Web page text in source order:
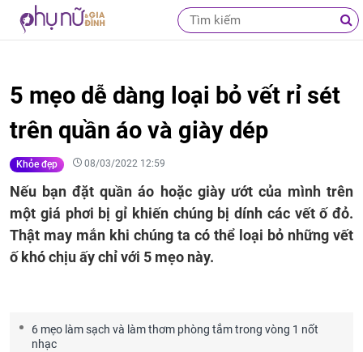
5 mẹo dễ dàng loại bỏ vết rỉ sét
trên quần áo và giày dép
Khỏe đẹp 08/03/2022 12:59
Nếu bạn đặt quần áo hoặc giày ướt của mình trên
một giá phơi bị gỉ khiến chúng bị dính các vết ố đỏ.
Thật may mắn khi chúng ta có thể loại bỏ những vết
ố khó chịu ấy chỉ với 5 mẹo này.
6 mẹo làm sạch và làm thơm phòng tắm trong vòng 1 nốt
nhạc